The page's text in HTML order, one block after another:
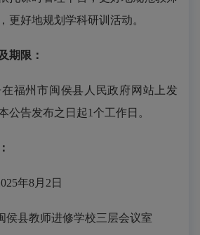
， 更好地规划学科研训活动。
期限 ：
在福州市闽侯县人民政府网站上发
公告发布之日起1个工作日。
5年8月 2日
侯县教师进修学校三层会议室